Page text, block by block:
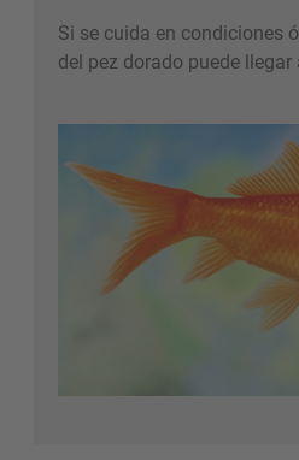
Si se cuida en condiciones
del pez dorado puede